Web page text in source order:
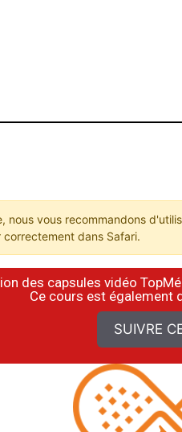
nous vous recommandons
dans Safari.
des capsules vidéo
​Ce cours est également
SUIVRE